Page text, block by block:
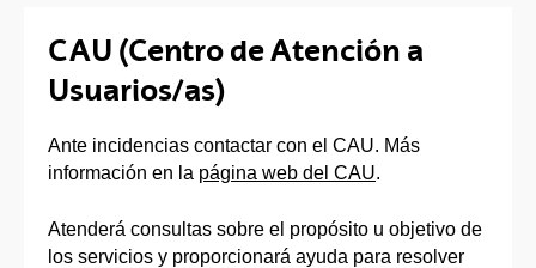
CAU (Centro de Atención a
Usuarios/as)
Ante incidencias contactar con el CAU. Más
información en la página web del CAU.
Atenderá consultas sobre el propósito u objetivo de
los servicios y proporcionará ayuda para resolver